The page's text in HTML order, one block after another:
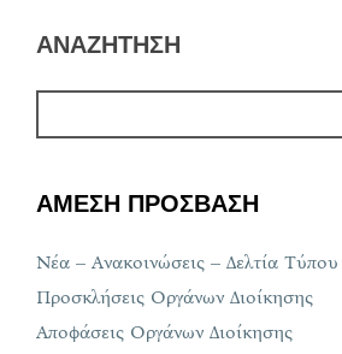
ΑΝΑΖΗΤΗΣΗ
ΑΜΕΣΗ ΠΡΟΣΒΑΣΗ
Νέα – Ανακοινώσεις – Δελτία Τύπου
Προσκλήσεις Οργάνων Διοίκησης
Αποφάσεις Οργάνων Διοίκησης